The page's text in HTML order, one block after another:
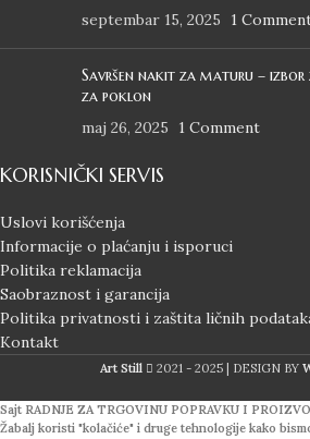
septembar 15, 2025
1
Savršen nakit za maturu –
za poklon
maj 26, 2025
1 Comment
KORISNIČKI SERVIS
Uslovi korišćenja
Informacije o plaćanju i isporuci
Politika reklamacija
Saobraznost i garancija
Politika privatnosti i zaštita ličnih
Kontakt
Art Still 2021 - 2025 | DESIGN BY
Sajt RADNJE ZA TRGOVINU POPRAVKU I
Žabalj koristi "kolačiće" i druge tehnologije kako